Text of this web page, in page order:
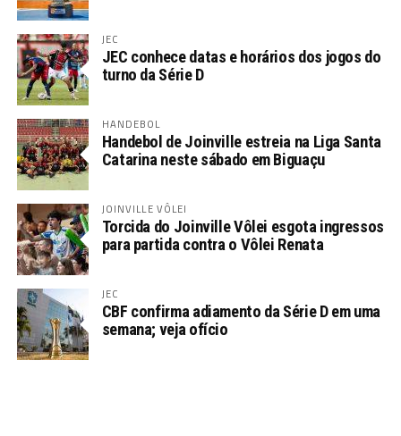
JEC
JEC conhece datas e horários dos jogos do
turno da Série D
HANDEBOL
Handebol de Joinville estreia na Liga Santa
Catarina neste sábado em Biguaçu
JOINVILLE VÔLEI
Torcida do Joinville Vôlei esgota ingressos
para partida contra o Vôlei Renata
JEC
CBF confirma adiamento da Série D em uma
semana; veja ofício